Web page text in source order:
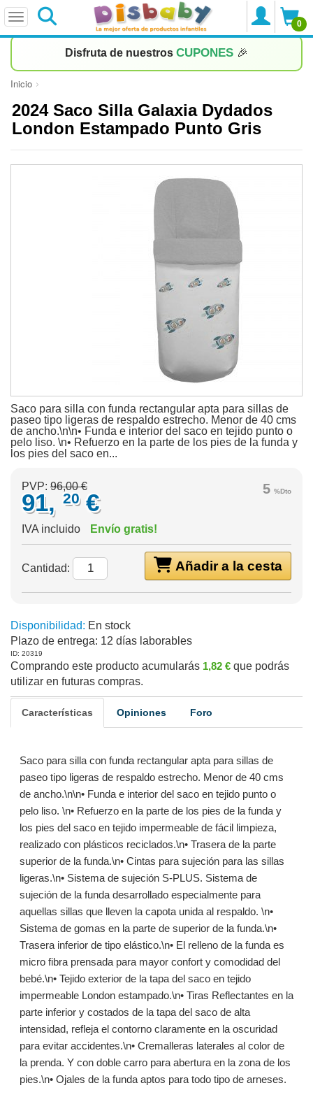
0
Disfruta de nuestros CUPONES 🎉
Inicio
2024 Saco Silla Galaxia Dydados
London Estampado Punto Gris
Saco para silla con funda rectangular apta para sillas de
paseo tipo ligeras de respaldo estrecho. Menor de 40 cms
de ancho.\n\n• Funda e interior del saco en tejido punto o
pelo liso. \n• Refuerzo en la parte de los pies de la funda y
los pies del saco en...
5 %Dto
PVP: 96,00 €
91, 20 €
IVA incluido Envío gratis!
Añadir a la cesta
Cantidad:
Disponibilidad: En stock
Plazo de entrega: 12 días laborables
ID: 20319
Comprando este producto acumularás 1,82 € que podrás
utilizar en futuras compras.
Características Opiniones Foro
Saco para silla con funda rectangular apta para sillas de
paseo tipo ligeras de respaldo estrecho. Menor de 40 cms
de ancho.\n\n• Funda e interior del saco en tejido punto o
pelo liso. \n• Refuerzo en la parte de los pies de la funda y
los pies del saco en tejido impermeable de fácil limpieza,
realizado con plásticos reciclados.\n• Trasera de la parte
superior de la funda.\n• Cintas para sujeción para las sillas
ligeras.\n• Sistema de sujeción S-PLUS. Sistema de
sujeción de la funda desarrollado especialmente para
aquellas sillas que lleven la capota unida al respaldo. \n•
Sistema de gomas en la parte de superior de la funda.\n•
Trasera inferior de tipo elástico.\n• El relleno de la funda es
micro fibra prensada para mayor confort y comodidad del
bebé.\n• Tejido exterior de la tapa del saco en tejido
impermeable London estampado.\n• Tiras Reflectantes en la
parte inferior y costados de la tapa del saco de alta
intensidad, refleja el contorno claramente en la oscuridad
para evitar accidentes.\n• Cremalleras laterales al color de
la prenda. Y con doble carro para abertura en la zona de los
pies.\n• Ojales de la funda aptos para todo tipo de arneses.